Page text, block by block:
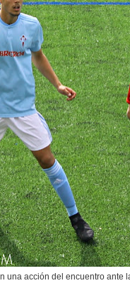
una acción del encuentro ante